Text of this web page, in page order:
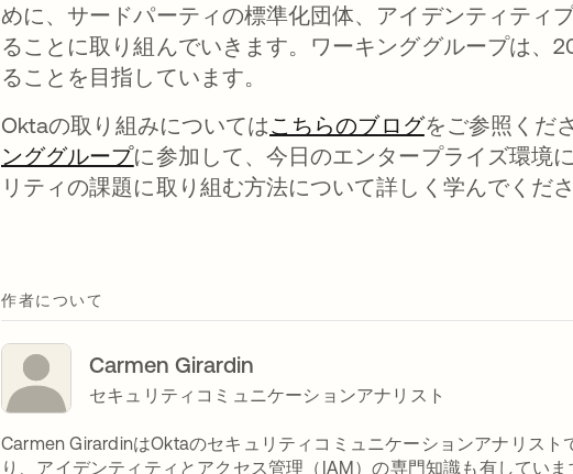
めに、サードパーティの標準化団体、アイデンティティ
ることに取り組んでいきます。ワーキンググループは、
ることを目指しています。
Oktaの取り組みについてはこちらのブログをご参照くだ
ンググループに参加して、今日のエンタープライズ環境
リティの課題に取り組む方法について詳しく学んでくださ
作者について
Carmen Girardin
セキュリティコミュニケーションアナリスト
Carmen GirardinはOktaのセキュリティコミュニケーションアナリスト
り、アイデンティティとアクセス管理（IAM）の専門知識も有してい